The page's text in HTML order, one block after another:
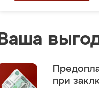
Ваша
при